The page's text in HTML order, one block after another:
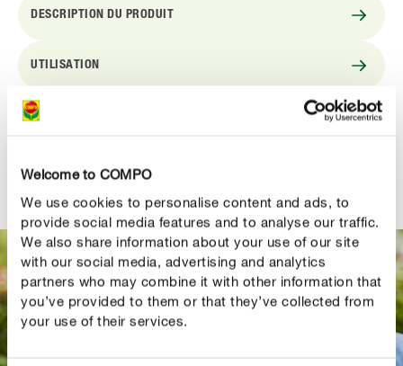
Welcome to COMPO
We use cookies to personalise content and ads, to
provide social media features and to analyse our traffic.
We also share information about your use of our site
with our social media, advertising and analytics
partners who may combine it with other information that
you’ve provided to them or that they’ve collected from
your use of their services.
DESCRIPTION DU PRODUIT
UTILISATION
DÉTAILS TECHNIQUES
DES QUESTIONS ? DEMANDEZ-NOUS !